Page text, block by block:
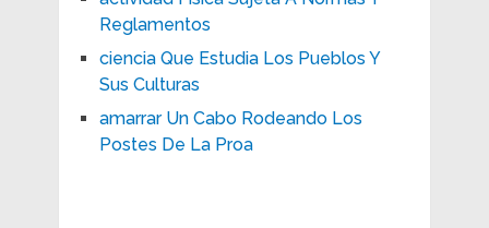
Reglamentos
ciencia Que Estudia Los Pueblos Y
Sus Culturas
amarrar Un Cabo Rodeando Los
Postes De La Proa